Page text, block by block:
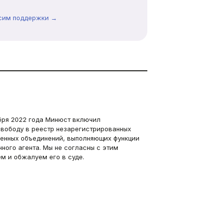
поддержки →
2022 года Минюст включил
в реестр незарегистрированных
объединений, выполняющих функции
агента. Мы не согласны с этим
и обжалуем его в суде.